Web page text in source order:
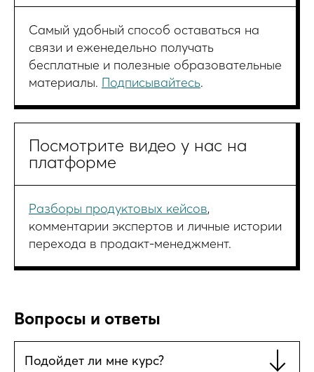
Cамый удобный способ оставаться на
связи и еженедельно получать
бесплатные и полезные образовательные
материалы. Подписывайтесь.
Посмотрите видео у нас на
платформе
Разборы продуктовых кейсов,
комментарии экспертов и личные истории
перехода в продакт-менеджмент.
Вопросы и ответы
Подойдет ли мне курс?